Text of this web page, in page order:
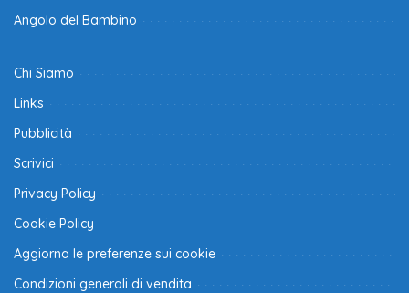
Angolo del Bambino
Chi Siamo
Links
Pubblicità
Scrivici
Privacy Policy
Cookie Policy
Aggiorna le preferenze sui cookie
Condizioni generali di vendita